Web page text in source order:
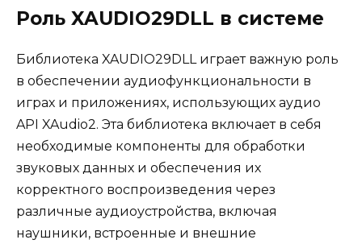
Роль XAUDIO29DLL в системе
Библиотека XAUDIO29DLL играет важную роль
в обеспечении аудиофункциональности в
играх и приложениях, использующих аудио
API XAudio2. Эта библиотека включает в себя
необходимые компоненты для обработки
звуковых данных и обеспечения их
корректного воспроизведения через
различные аудиоустройства, включая
наушники, встроенные и внешние